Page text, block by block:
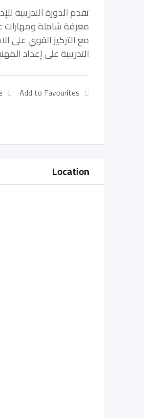
تقدم الدورة التدريبية
معرفة شاملة ومهارات
مع التركيز القوي على
التدريبية على إعداد
Add to Favourites
Location